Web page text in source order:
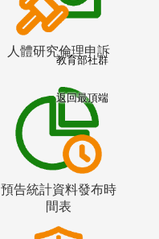
人體研究倫理申訴
預告統計資料發布時
間表
教育部社群
返回最頂端